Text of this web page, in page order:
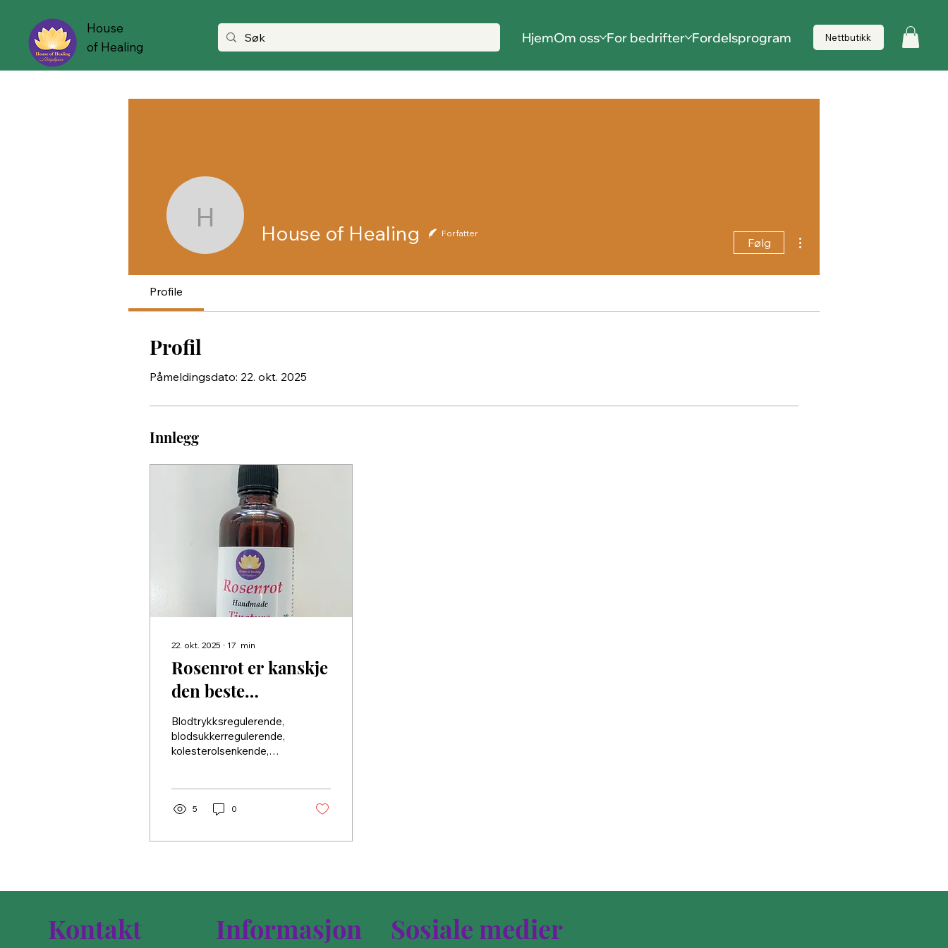
Nettbutikk
HjemOm oss For bedrifter Fordelsprogram
House
of Healing
House of Healing
House of Healing Forfatter
Følg
Profile
Profil
Påmeldingsdato: 22. okt. 2025
Innlegg
22. okt. 2025 ∙ 17 min
Rosenrot er kanskje
den beste
adaptogene urten
Blodtrykksregulerende,
blodsukkerregulerende,
kolesterolsenkende,
oksygenopptaket, virker
prestasjonsøkende,
5 0
Kontakt Informasjon Sosiale medier